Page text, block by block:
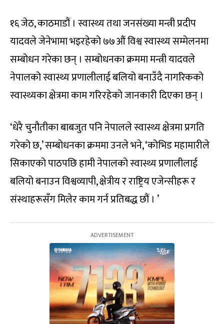
१६ जेठ, काठमाडौं । स्वास्थ्य तथा जनसंख्या मन्त्री प्रदीप
यादवले जेनेभामा भइरहेको ७७औं विश्व स्वास्थ्य सम्मेलनमा
सम्बोधन गरेका छन् । सम्बोधनका क्रममा मन्त्री यादवले
नेपालको स्वास्थ्य प्रणालीलाई बलियो बनाउँदै नागरिकको
स्वास्थ्यका क्षेत्रमा काम गरिरहेको जानकारी दिएका छन् ।
‘धेरै चुनौतीका बाबजुत पनि नेपालले स्वास्थ्य क्षेत्रमा प्रगति
गरेको छ,’ सम्बोधनका क्रममा उनले भने, ‘कोभिड महामारीले
सिकाएको पाठपछि हामी नेपालको स्वास्थ्य प्रणालीलाई
बलियो बनाउन विश्वव्यापी, क्षेत्रीय र राष्ट्रिय एजेन्सीहरू र
संस्थाहरूसँग मिलेर काम गर्न प्रतिबद्ध छौं । ’